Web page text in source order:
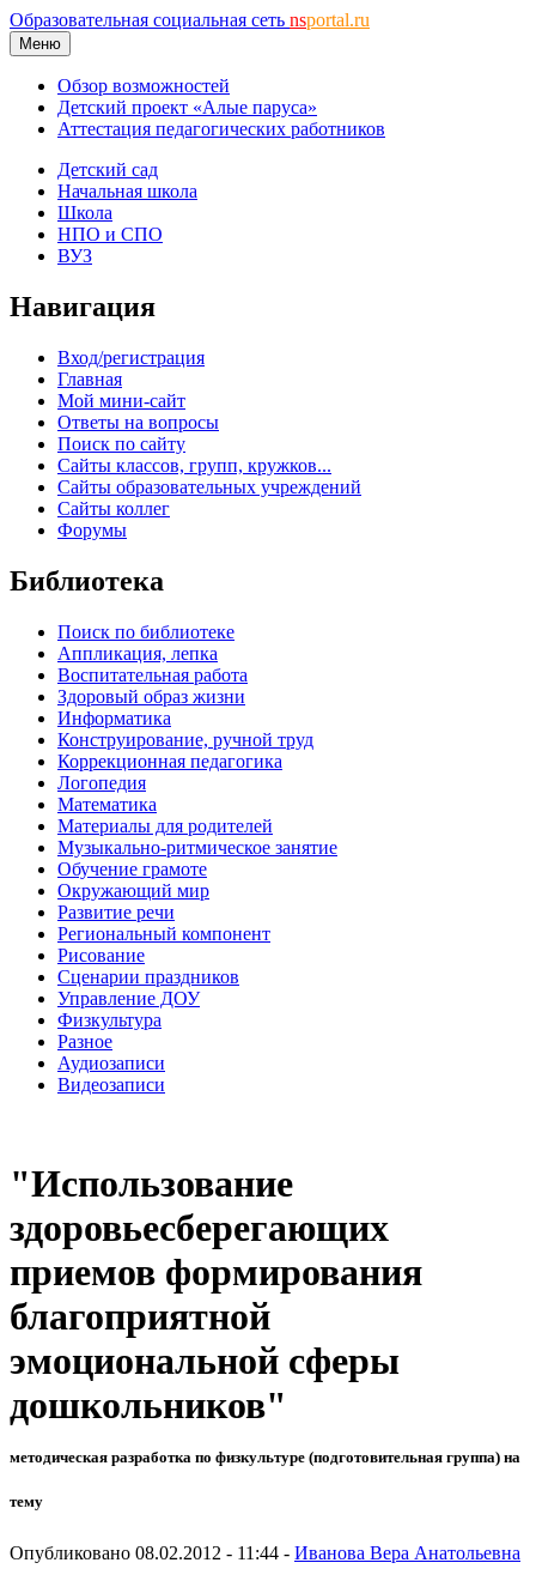
Образовательная социальная сеть nsportal.ru
Меню
Обзор возможностей
Детский проект «Алые паруса»
Аттестация педагогических работников
Детский сад
Начальная школа
Школа
НПО и СПО
ВУЗ
Навигация
Вход/регистрация
Главная
Мой мини-сайт
Ответы на вопросы
Поиск по сайту
Сайты классов, групп, кружков...
Сайты образовательных учреждений
Сайты коллег
Форумы
Библиотека
Поиск по библиотеке
Аппликация, лепка
Воспитательная работа
Здоровый образ жизни
Информатика
Конструирование, ручной труд
Коррекционная педагогика
Логопедия
Математика
Материалы для родителей
Музыкально-ритмическое занятие
Обучение грамоте
Окружающий мир
Развитие речи
Региональный компонент
Рисование
Сценарии праздников
Управление ДОУ
Физкультура
Разное
Аудиозаписи
Видеозаписи
"Использование
здоровьесберегающих
приемов формирования
благоприятной
эмоциональной сферы
дошкольников"
методическая разработка по физкультуре (подготовительная группа) на
тему
Опубликовано 08.02.2012 - 11:44 - Иванова Вера Анатольевна